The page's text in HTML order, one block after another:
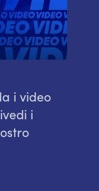
i video
i